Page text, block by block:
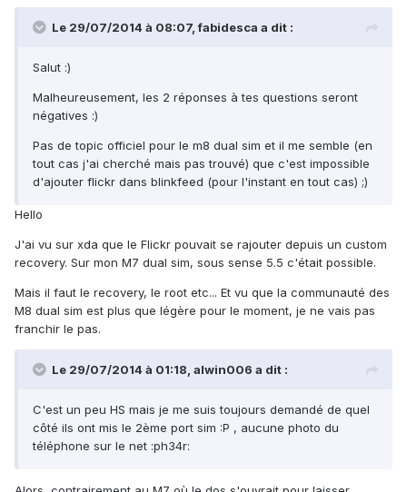
Le 29/07/2014 à 08:07, fabidesca a dit :
Salut :)
Malheureusement, les 2 réponses à tes questions seront
négatives :)
Pas de topic officiel pour le m8 dual sim et il me semble (en
tout cas j'ai cherché mais pas trouvé) que c'est impossible
d'ajouter flickr dans blinkfeed (pour l'instant en tout cas) ;)
Hello
J'ai vu sur xda que le Flickr pouvait se rajouter depuis un custom
recovery. Sur mon M7 dual sim, sous sense 5.5 c'était possible.
Mais il faut le recovery, le root etc... Et vu que la communauté des
M8 dual sim est plus que légère pour le moment, je ne vais pas
franchir le pas.
Le 29/07/2014 à 01:18, alwin006 a dit :
C'est un peu HS mais je me suis toujours demandé de quel
côté ils ont mis le 2ème port sim :P , aucune photo du
téléphone sur le net :ph34r: